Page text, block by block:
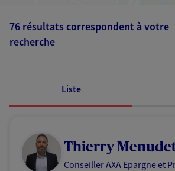
76 résultats correspondent à votre
recherche
Liste
Thierry
Conseiller AXA Epargne et